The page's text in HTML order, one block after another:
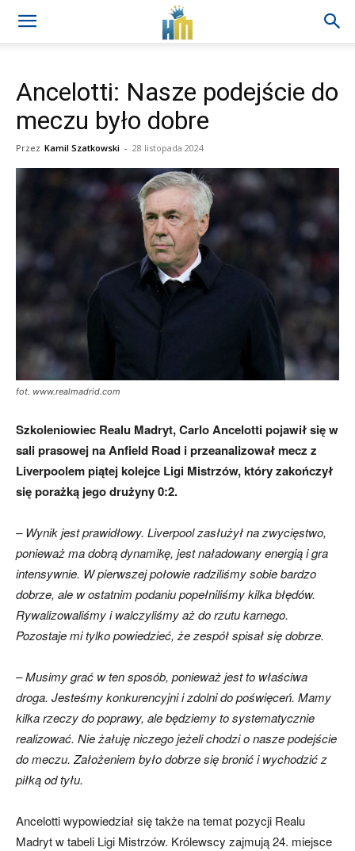
Ancelotti: Nasze podejście do
meczu było dobre
Przez Kamil Szatkowski - 28 listopada 2024
fot. www.realmadrid.com
Szkoleniowiec Realu Madryt, Carlo Ancelotti pojawił się w
sali prasowej na Anfield Road i przeanalizował mecz z
Liverpoolem piątej kolejce Ligi Mistrzów, który zakończył
się porażką jego drużyny 0:2.
– Wynik jest prawidłowy. Liverpool zasłużył na zwycięstwo,
ponieważ ma dobrą dynamikę, jest naładowany energią i gra
intensywnie. W pierwszej połowie radziliśmy sobie bardzo
dobrze, ale w ostatnim podaniu popełniliśmy kilka błędów.
Rywalizowaliśmy i walczyliśmy aż do rzutu karnego.
Pozostaje mi tylko powiedzieć, że zespół spisał się dobrze.
– Musimy grać w ten sposób, ponieważ jest to właściwa
droga. Jesteśmy konkurencyjni i zdolni do poświęceń. Mamy
kilka rzeczy do poprawy, ale będziemy to systematycznie
realizować. Nie żałuję niczego jeżeli chodzi o nasze podejście
do meczu. Założeniem było dobrze się bronić i wychodzić z
piłką od tyłu.
Ancelotti wypowiedział się także na temat pozycji Realu
Madryt w tabeli Ligi Mistrzów. Królewscy zajmują 24. miejsce